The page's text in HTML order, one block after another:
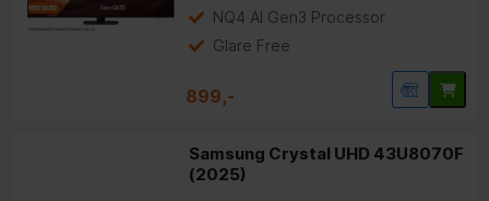
NQ4 AI Gen3 Processor
Glare Free
899,-
Samsung Crystal UHD 43U8070F
(2025)